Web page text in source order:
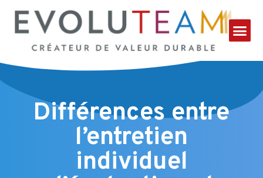
Différences entre
l’entretien
individuel